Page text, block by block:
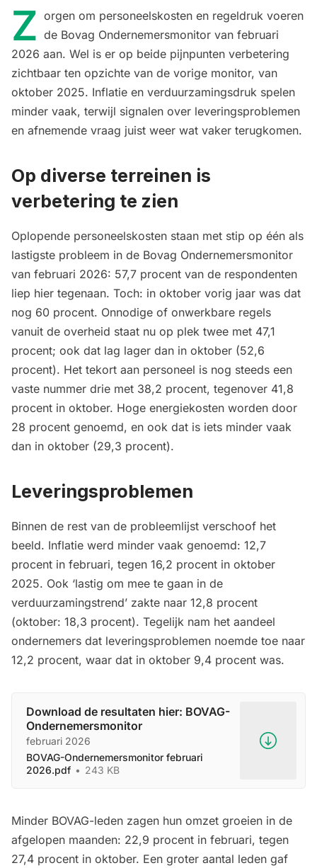
Z orgen om personeelskosten en regeldruk voeren
de Bovag Ondernemersmonitor van februari
2026 aan. Wel is er op beide pijnpunten verbetering
zichtbaar ten opzichte van de vorige monitor, van
oktober 2025. Inflatie en verduurzamingsdruk spelen
minder vaak, terwijl signalen over leveringsproblemen
en afnemende vraag juist weer wat vaker terugkomen.
Op diverse terreinen is
verbetering te zien
Oplopende personeelskosten staan met stip op één als
lastigste probleem in de Bovag Ondernemersmonitor
van februari 2026: 57,7 procent van de respondenten
liep hier tegenaan. Toch: in oktober vorig jaar was dat
nog 60 procent. Onnodige of onwerkbare regels
vanuit de overheid staat nu op plek twee met 47,1
procent; ook dat lag lager dan in oktober (52,6
procent). Het tekort aan personeel is nog steeds een
vaste nummer drie met 38,2 procent, tegenover 41,8
procent in oktober. Hoge energiekosten worden door
28 procent genoemd, en ook dat is iets minder vaak
dan in oktober (29,3 procent).
Leveringsproblemen
Binnen de rest van de probleemlijst verschoof het
beeld. Inflatie werd minder vaak genoemd: 12,7
procent in februari, tegen 16,2 procent in oktober
2025. Ook ‘lastig om mee te gaan in de
verduurzamingstrend’ zakte naar 12,8 procent
(oktober: 18,3 procent). Tegelijk nam het aandeel
ondernemers dat leveringsproblemen noemde toe naar
12,2 procent, waar dat in oktober 9,4 procent was.
Download de resultaten hier: BOVAG-
Ondernemersmonitor
februari 2026
BOVAG-Ondernemersmonitor februari
2026.pdf
243 KB
Minder BOVAG-leden zagen hun omzet groeien in de
afgelopen maanden: 22,9 procent in februari, tegen
27,4 procent in oktober. Een groter aantal leden gaf